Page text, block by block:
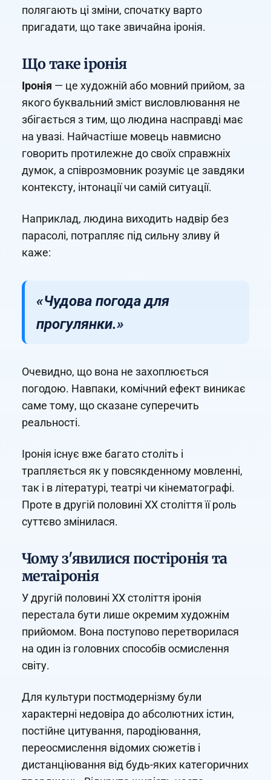
полягають ці зміни, спочатку варто
пригадати, що таке звичайна іронія.
Що таке іронія
Іронія — це художній або мовний прийом, за
якого буквальний зміст висловлювання не
збігається з тим, що людина насправді має
на увазі. Найчастіше мовець навмисно
говорить протилежне до своїх справжніх
думок, а співрозмовник розуміє це завдяки
контексту, інтонації чи самій ситуації.
Наприклад, людина виходить надвір без
парасолі, потрапляє під сильну зливу й
каже:
«Чудова погода для
прогулянки.»
Очевидно, що вона не захоплюється
погодою. Навпаки, комічний ефект виникає
саме тому, що сказане суперечить
реальності.
Іронія існує вже багато століть і
трапляється як у повсякденному мовленні,
так і в літературі, театрі чи кінематографі.
Проте в другій половині XX століття її роль
суттєво змінилася.
Чому з'явилися постіронія та
метаіронія
У другій половині XX століття іронія
перестала бути лише окремим художнім
прийомом. Вона поступово перетворилася
на один із головних способів осмислення
світу.
Для культури постмодернізму були
характерні недовіра до абсолютних істин,
постійне цитування, пародіювання,
переосмислення відомих сюжетів і
дистанціювання від будь-яких категоричних